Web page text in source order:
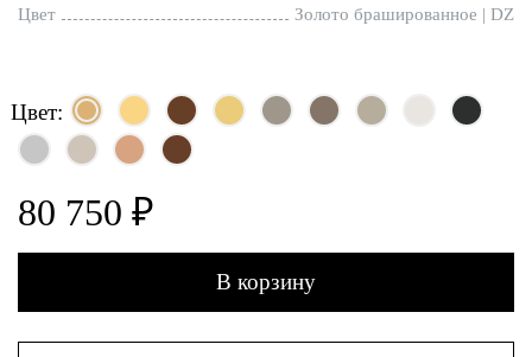
Цвет Золото брашированное | DZ
Цвет:
80 750 ₽
В корзину